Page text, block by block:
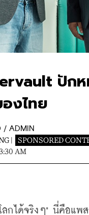
ปัก
งไทย
/ ADMIN
|
SPONSORED
AM
กได้จริงๆ" นี่คือแพ